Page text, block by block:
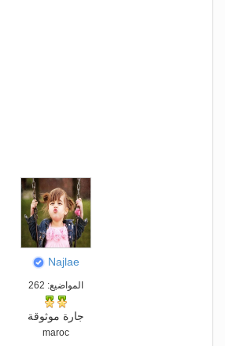
Najlae
المواضيع: 262
جارة موثوقة
maroc